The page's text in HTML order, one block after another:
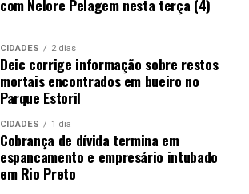
com Nelore Pelagem nesta terça (4)
CIDADES 2 dias
Deic corrige informação sobre restos
mortais encontrados em bueiro no
Parque Estoril
CIDADES 1 dia
Cobrança de dívida termina em
espancamento e empresário intubado
em Rio Preto